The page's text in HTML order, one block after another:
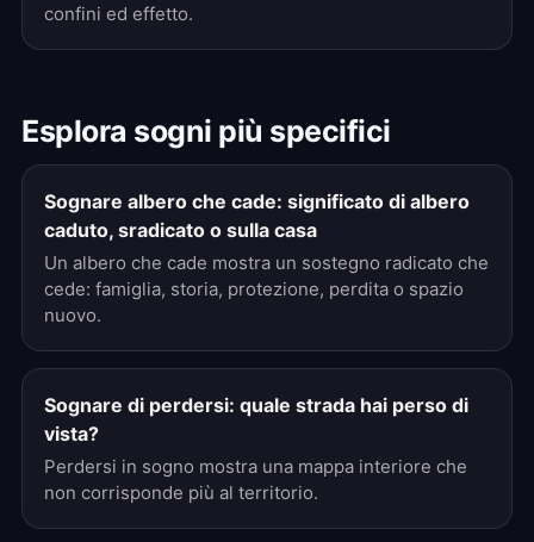
confini ed effetto.
Esplora sogni più specifici
Sognare albero che cade: significato di albero
caduto, sradicato o sulla casa
Un albero che cade mostra un sostegno radicato che
cede: famiglia, storia, protezione, perdita o spazio
nuovo.
Sognare di perdersi: quale strada hai perso di
vista?
Perdersi in sogno mostra una mappa interiore che
non corrisponde più al territorio.